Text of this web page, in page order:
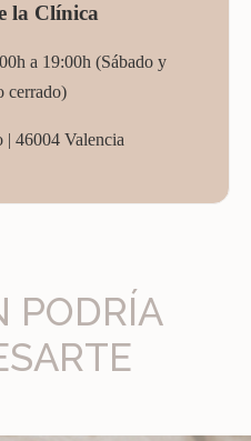
la Clínica
a 19:00h (Sábado y
cerrado)
| 46004 Valencia
PODRÍA